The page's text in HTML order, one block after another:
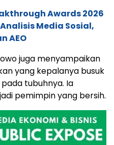
Awards 2026
Media Sosial,
AEO
juga menyampaikan
yang kepalanya busuk
tubuhnya. Ia
pemimpin yang bersih.